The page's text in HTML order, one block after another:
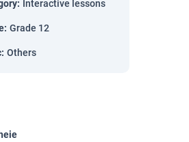
: Interactive lessons
: Grade 12
: Others